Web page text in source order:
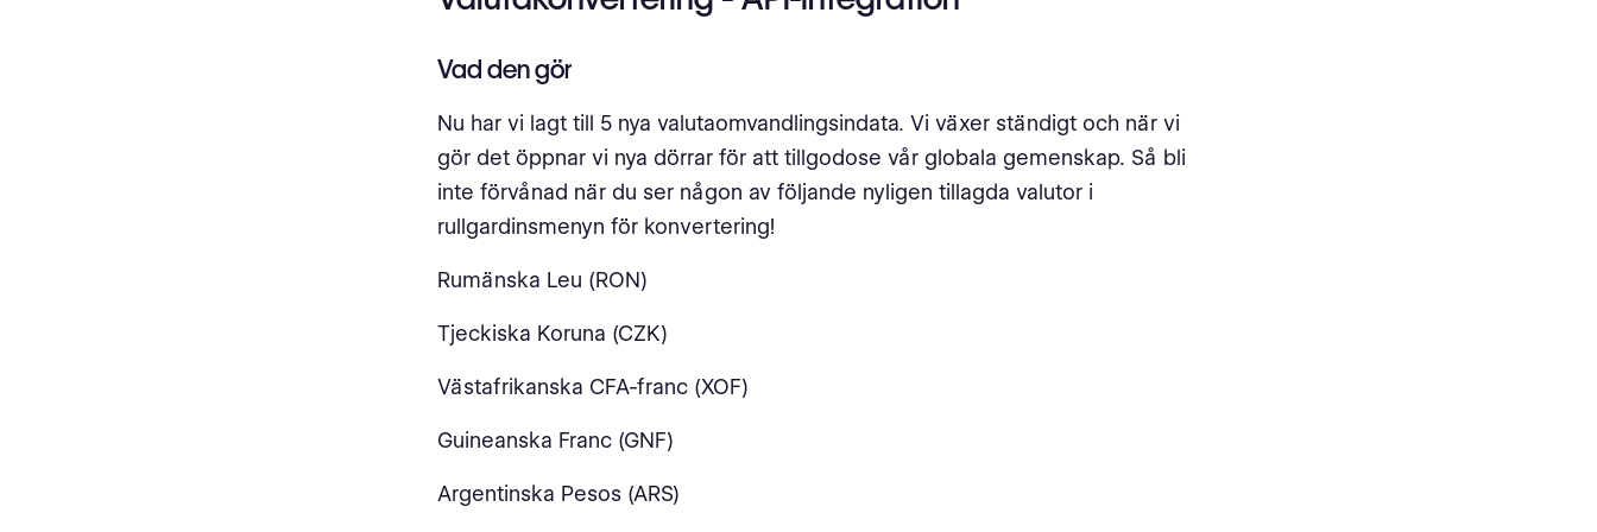
Vad den gör
Nu har vi lagt till 5 nya valutaomvandlingsindata. Vi växer ständigt och när vi
gör det öppnar vi nya dörrar för att tillgodose vår globala gemenskap. Så bli
inte förvånad när du ser någon av följande nyligen tillagda valutor i
rullgardinsmenyn för konvertering!
Rumänska Leu (RON)
Tjeckiska Koruna (CZK)
Västafrikanska CFA-franc (XOF)
Guineanska Franc (GNF)
Argentinska Pesos (ARS)